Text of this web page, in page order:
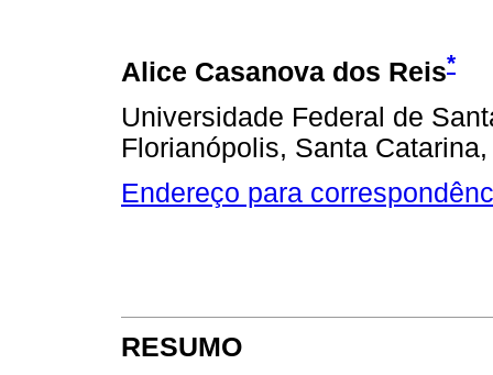
Alice Casanova dos Reis*
Universidade Federal de
Florianópolis, Santa
Endereço para
RESUMO